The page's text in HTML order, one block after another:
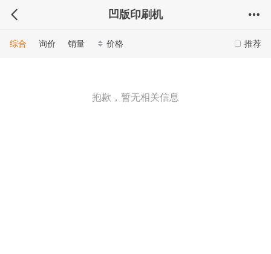
凹版印刷机
推荐
综合 询价 销量 价格
抱歉，暂无相关信息